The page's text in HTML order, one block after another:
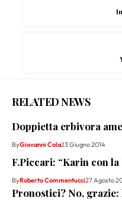
RELATED NEWS
Doppietta erbivora
ByGiovanni Cola23 Giugno 2014
F.Piccari: “Karin con
ByRoberto Commentucci27 Agosto
Pronostici? No, grazie: